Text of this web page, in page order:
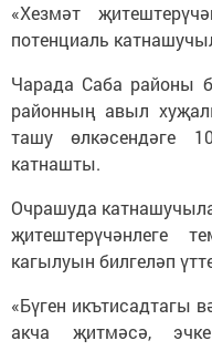
«Хезмәт
потенциаль
Чарада Саба районы
районның авыл
ташу өлкәсендәге
катнашты.
Очрашуда
җитештерүчәнлеге
кагылуын билгеләп
«Бүген икътисадтагы
акча җитмәсә,